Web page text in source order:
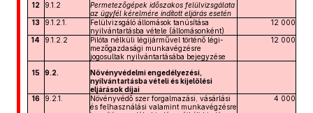
12 9.1.2
Permetezőgépek időszakos felülvizsgálata
az ügyfél kérelmére indított eljárás esetén
13
9.1.2.1.
Felülvizsgáló állomások tanúsítása
nyilvántartásba vétele (állomásonként)
12 000
14 9.1.2.2
Pilóta nélküli légijárművel történő légi-
mezőgazdasági munkavégzésre
jogosultak nyilvántartásába bejegyzése
12 000
15 9.2.
Növényvédelmi engedélyezési,
nyilvántartásba vételi és kijelölési
eljárások díjai
16
9.2.1.
Növényvédő szer forgalmazási, vásárlási
és felhasználási valamint munkavégzésre
4 000